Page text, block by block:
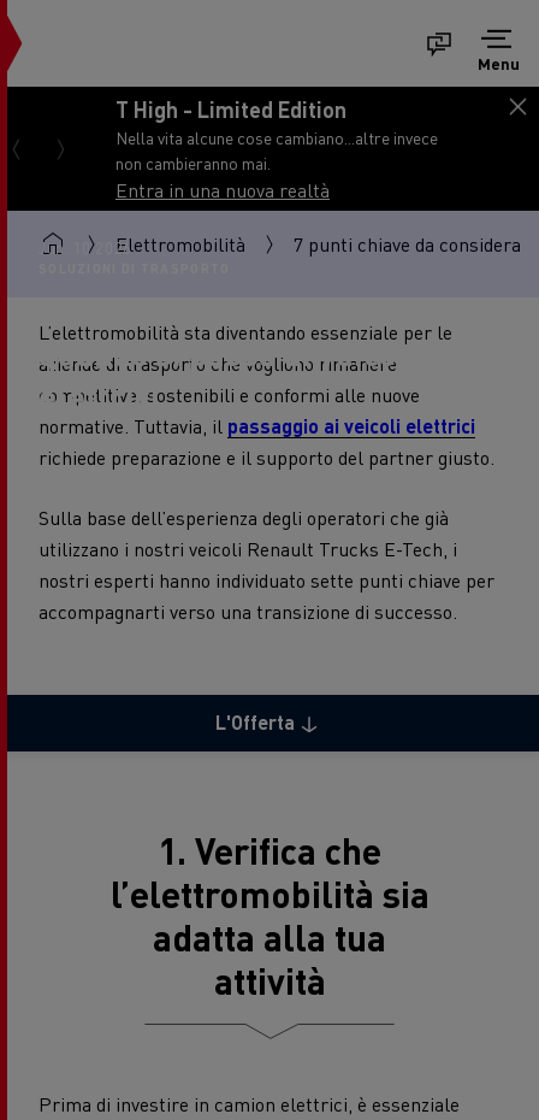
Menu
T High - Limited Edition
Nella vita alcune cose cambiano...altre invece
non cambieranno mai.
Entra in una nuova realtà
quando si passa ai veicoli
elettrici
Jun. 10 2026Elettromobilità 7 punti chiave da
L’elettromobilità sta diventando essenziale per le
aziende di trasporto che vogliono rimanere
competitive, sostenibili e conformi alle nuove
normative. Tuttavia, il passaggio ai veicoli elettrici
richiede preparazione e il supporto del partner giusto.
Sulla base dell’esperienza degli operatori che già
utilizzano i nostri veicoli Renault Trucks E-Tech, i
nostri esperti hanno individuato sette punti chiave per
accompagnarti verso una transizione di successo.
L'Offerta
1. Verifica che
l’elettromobilità sia
adatta alla tua
attività
Prima di investire in camion elettrici, è essenziale